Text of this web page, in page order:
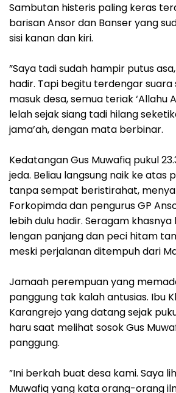
‎Sambutan histeris paling keras
barisan Ansor dan Banser yang
sisi kanan dan kiri.
‎”Saya tadi sudah hampir putus
hadir. Tapi begitu terdengar suara
masuk desa, semua teriak ‘Allahu
lelah sejak siang tadi hilang
jama’ah, dengan mata berbinar.
‎Kedatangan Gus Muwafiq pukul
jeda. Beliau langsung naik ke atas
tanpa sempat beristirahat,
Forkopimda dan pengurus GP
lebih dulu hadir. Seragam
lengan panjang dan peci hitam
meski perjalanan ditempuh dari
‎Jamaah perempuan yang
panggung tak kalah antusias. Ibu
Karangrejo yang datang sejak
haru saat melihat sosok Gus
panggung.
‎”Ini berkah buat desa kami. Saya
Muwafiq yang kata orang-orang